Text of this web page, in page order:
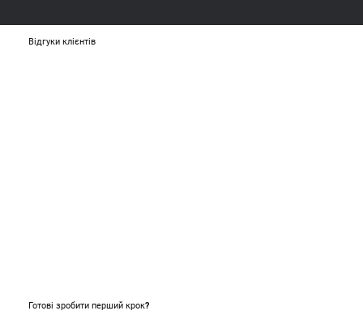
Відгуки клієнтів
Готові зробити перший крок?